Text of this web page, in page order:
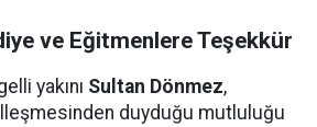
ve Eğitmenlere Teşekkür
yakını Sultan Dönmez,
duyduğu mutluluğu